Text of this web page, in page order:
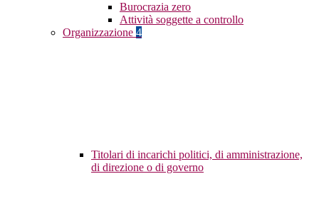
Burocrazia zero
Attività soggette a controllo
Organizzazione 4
Titolari di incarichi politici, di amministrazione,
di direzione o di governo